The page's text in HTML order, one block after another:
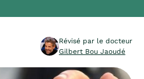
Révisé par le docteur
Gilbert Bou Jaoudé